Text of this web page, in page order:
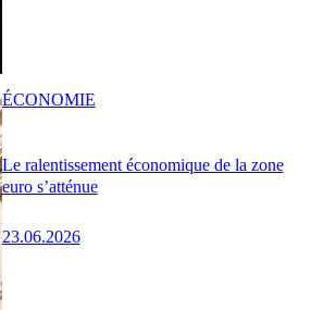
Le ralentissement économique de la zone
euro s’atténue
23.06.2026
ÉCONOMIE